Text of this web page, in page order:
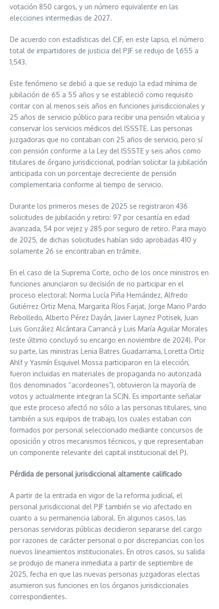
votación 850 cargos, y un número equivalente en las
elecciones intermedias de 2027.
De acuerdo con estadísticas del CJF, en este lapso, el número
total de impartidores de justicia del PJF se redujo de 1,655 a
1,543.
Este fenómeno se debió a que se redujo la edad mínima de
jubilación de 65 a 55 años y se estableció como requisito
contar con al menos seis años en funciones jurisdiccionales y
25 años de servicio público para recibir una pensión vitalicia y
conservar los servicios médicos del ISSSTE. Las personas
juzgadoras que no contaban con 25 años de servicio, pero sí
con pensión conforme a la Ley del ISSSTE y seis años como
titulares de órgano jurisdiccional, podrían solicitar la jubilación
anticipada con un porcentaje decreciente de pensión
complementaria conforme al tiempo de servicio.
Durante los primeros meses de 2025 se registraron 436
solicitudes de jubilación y retiro: 97 por cesantía en edad
avanzada, 54 por vejez y 285 por seguro de retiro. Para mayo
de 2025, de dichas solicitudes habían sido aprobadas 410 y
solamente 26 se encontraban en trámite.
En el caso de la Suprema Corte, ocho de los once ministros en
funciones anunciaron su decisión de no participar en el
proceso electoral: Norma Lucía Piña Hernández, Alfredo
Gutiérrez Ortiz Mena, Margarita Ríos Farjat, Jorge Mario Pardo
Rebolledo, Alberto Pérez Dayán, Javier Laynez Potisek, Juan
Luis González Alcántara Carrancá y Luis María Aguilar Morales
(este último concluyó su encargo en noviembre de 2024). Por
su parte, las ministras Lenia Batres Guadarrama, Loretta Ortiz
Ahlf y Yasmín Esquivel Mossa participaron en la elección,
fueron incluidas en materiales de propaganda no autorizada
(los denominados “acordeones”), obtuvieron la mayoría de
votos y actualmente integran la SCJN. Es importante señalar
que este proceso afectó no sólo a las personas titulares, sino
también a sus equipos de trabajo, los cuales estaban con
formados por personal seleccionado mediante concursos de
oposición y otros mecanismos técnicos, y que representaban
un componente relevante del capital institucional del PJ.
Pérdida de personal jurisdiccional altamente calificado
A partir de la entrada en vigor de la reforma judicial, el
personal jurisdiccional del PJF también se vio afectado en
cuanto a su permanencia laboral. En algunos casos, las
personas servidoras públicas decidieron separarse del cargo
por razones de carácter personal o por discrepancias con los
nuevos lineamientos institucionales. En otros casos, su salida
se produjo de manera inmediata a partir de septiembre de
2025, fecha en que las nuevas personas juzgadoras electas
asumieron sus funciones en los órganos jurisdiccionales
correspondientes.